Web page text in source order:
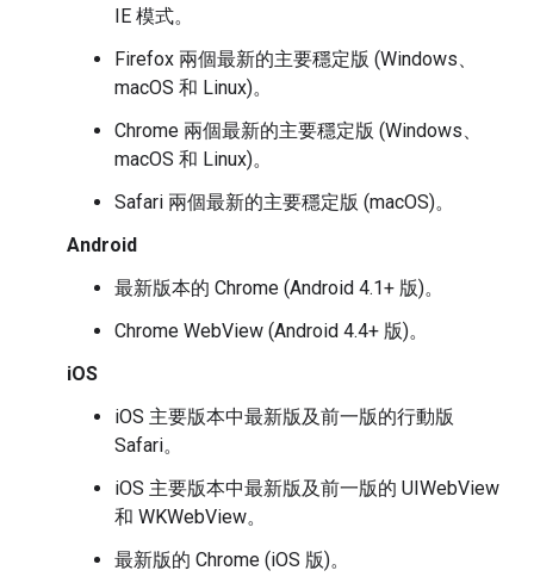
IE 模式。
Firefox 兩個最新的主要穩定版 (Windows、
macOS 和 Linux)。
Chrome 兩個最新的主要穩定版 (Windows、
macOS 和 Linux)。
Safari 兩個最新的主要穩定版 (macOS)。
Android
最新版本的 Chrome (Android 4.1+ 版)。
Chrome WebView (Android 4.4+ 版)。
iOS
iOS 主要版本中最新版及前一版的行動版
Safari。
iOS 主要版本中最新版及前一版的 UIWebView
和 WKWebView。
最新版的 Chrome (iOS 版)。